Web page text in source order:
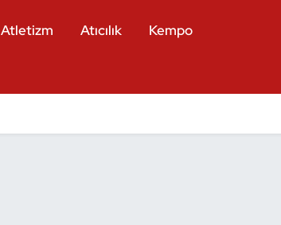
Atletizm Atıcılık
Kempo